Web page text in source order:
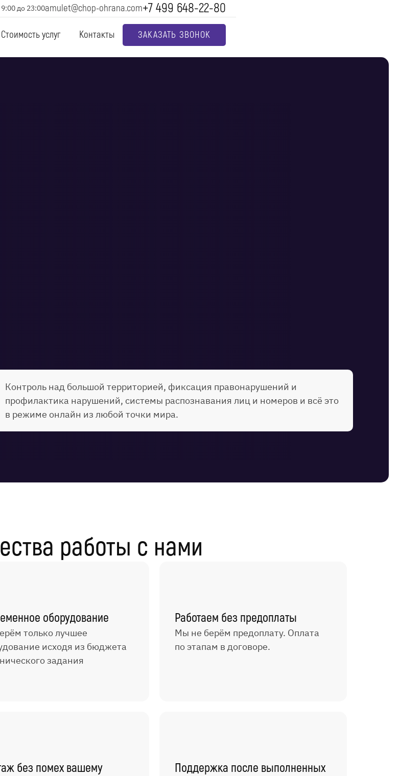
до 23:00amulet@chop-ohrana.com+7 499 648-22-80
Стоимость услуг Контакты ЗАКАЗАТЬ ЗВОНОК
Контроль над большой территорией, фиксация правонарушений и
профилактика нарушений, системы распознавания лиц и номеров и всё это
в режиме онлайн из любой точки мира.
работы с нами
оборудование
только лучшее
исходя из бюджета
задания
Работаем без предоплаты
Мы не берём предоплату. Оплата
по этапам в договоре.
без помех вашему
Поддержка после выполненных